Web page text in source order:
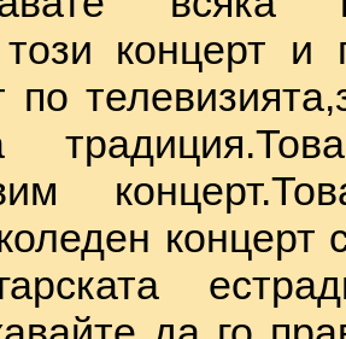
този концерт и
по
концерт